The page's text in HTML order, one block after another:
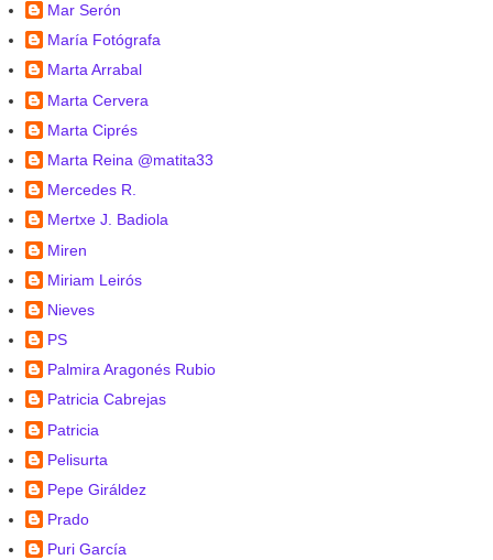
Mar Serón
María Fotógrafa
Marta Arrabal
Marta Cervera
Marta Ciprés
Marta Reina @matita33
Mercedes R.
Mertxe J. Badiola
Miren
Miriam Leirós
Nieves
PS
Palmira Aragonés Rubio
Patricia Cabrejas
Patricia
Pelisurta
Pepe Giráldez
Prado
Puri García